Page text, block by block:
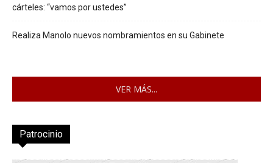
cárteles: “vamos por ustedes”
Realiza Manolo nuevos nombramientos en su Gabinete
VER MÁS...
Patrocinio